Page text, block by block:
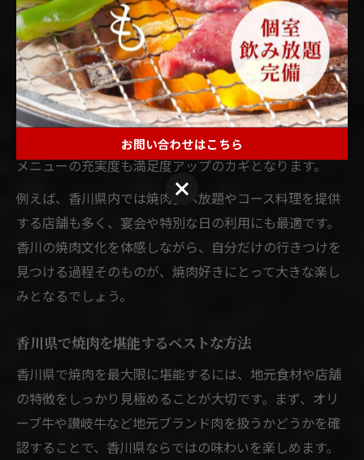
です。
具体的には、人気店の口コミや高松・丸亀などのエリア
ごとのランキングを参考にしながら、自分の好みに合う
店舗を探してみるのがポイントです。リーズナブルな価
格設定や、個室・座敷といった空間の工夫も重要な比較
ポイントとなります。さらに、希少部位やホルモンなど
メニューの充実度も満足度アップのカギとなります。
例えば、香川県内では焼肉食べ放題やコース料理を提供
する店舗も多く、宴会や特別な日の利用にも最適です。
香川の焼肉文化を体感しながら、自分だけの行きつけを
見つける過程そのものが、焼肉好きにとって大きな楽し
みとなるでしょう。
香川県で焼肉を堪能するベストな方法
香川県で焼肉を最大限に堪能するには、地元食材や店舗
の特徴をしっかり見極めることが大切です。まず、オリ
ーブ牛や讃岐牛など地元ブランド肉を扱うかどうかを確
認することで、香川県ならではの味わいを楽しめます。
お問い合わせはこちら
お問い合わせはこちら